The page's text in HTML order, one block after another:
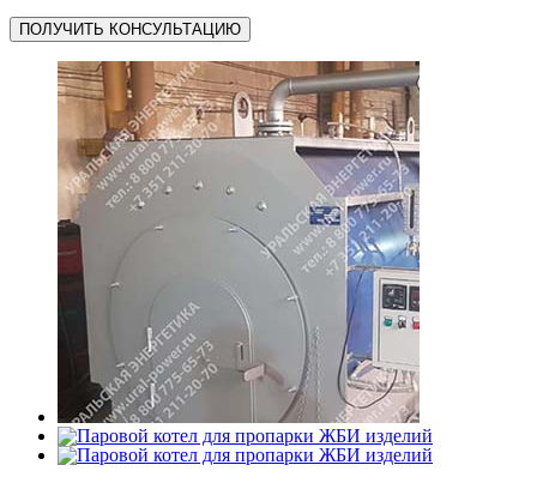
ПОЛУЧИТЬ КОНСУЛЬТАЦИЮ